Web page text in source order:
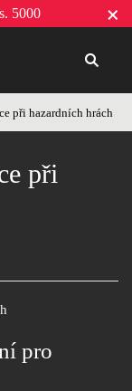
5000
při hazardních hrách
při
pro